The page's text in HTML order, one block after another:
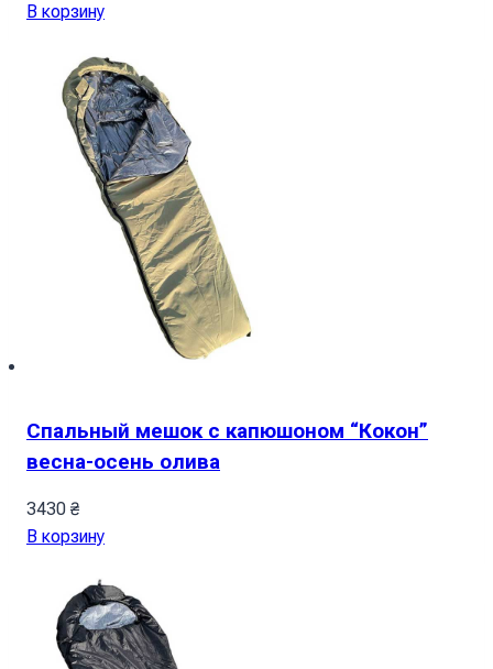
В корзину
Спальный мешок с капюшоном “Кокон”
весна-осень олива
3430 ₴
В корзину